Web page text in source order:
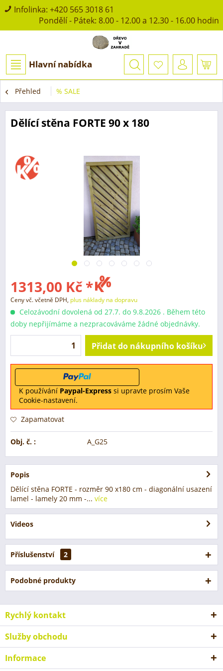
Infolinka: +420 565 3018 61
Pondělí - Pátek: 8.00 - 12.00 a 12.30 - 16.00 hodin
Hlavní nabídka
Přehled % SALE
Dělící stěna FORTE 90 x 180
1313,00 Kč *
Ceny vč. včetně DPH, plus náklady na dopravu
Celozávodní dovolená od 27.7. do 9.8.2026 . Během této
doby nepřijímáme a nezpracováváme žádné objednávky.
Přidat do nákupního košíku
K používání Paypal-Express si upravte prosím Vaše
Cookie-nastavení.
Zapamatovat
Obj. č. : A_G25
Popis
Dělící stěna FORTE - rozměr 90 x180 cm - diagonální usazení
lamel - lamely 20 mm -... více
Videos
Příslušenství 2
Podobné produkty
Rychlý kontakt
Služby obchodu
Informace